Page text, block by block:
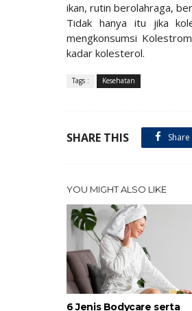
ikan, rutin berolahraga,
Tidak hanya itu jika
mengkonsumsi
kadar kolesterol.
Tags : Kesehatan
SHARE THIS
YOU MIGHT ALSO LIKE
6 Jenis Bodycare serta